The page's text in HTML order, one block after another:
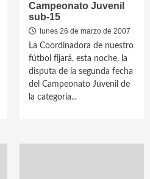
Campeonato Juvenil
sub-15
lunes 26 de marzo de 2007
La Coordinadora de nuestro
fútbol fijará, esta noche, la
disputa de la segunda fecha
del Campeonato Juvenil de
la categoría...